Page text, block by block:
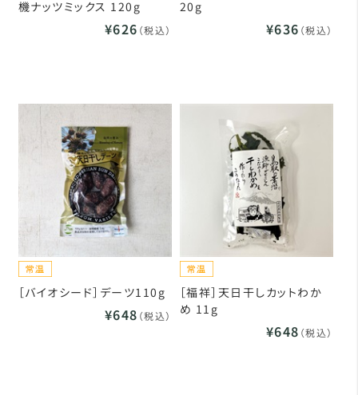
機ナッツミックス 120g
¥626 （税込）
20g
¥636 （税込）
［バイオシード］デーツ110g
¥648 （税込）
［福祥］天日干しカットわか
め 11g
¥648 （税込）